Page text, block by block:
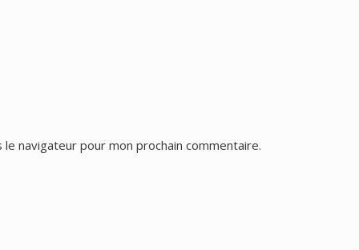
navigateur pour mon prochain commentaire.